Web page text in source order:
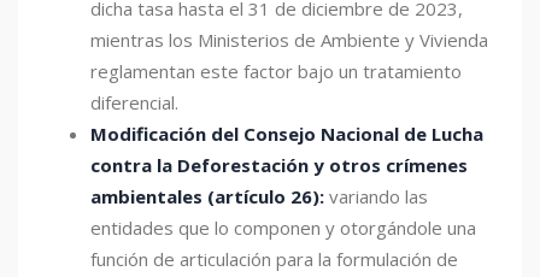
dicha tasa hasta el 31 de diciembre de 2023,
mientras los Ministerios de Ambiente y Vivienda
reglamentan este factor bajo un tratamiento
diferencial.
Modificación del Consejo Nacional de Lucha
contra la Deforestación y otros crímenes
ambientales (artículo 26): variando las
entidades que lo componen y otorgándole una
función de articulación para la formulación de